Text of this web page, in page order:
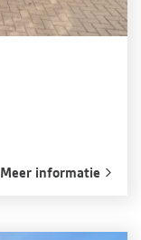
Meer informatie